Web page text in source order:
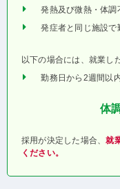
発熱及び微熱・体
発症者と同じ施設
以下の場合には、就業し
勤務日から2週間以
体
採用が決定した場合、就
ください。